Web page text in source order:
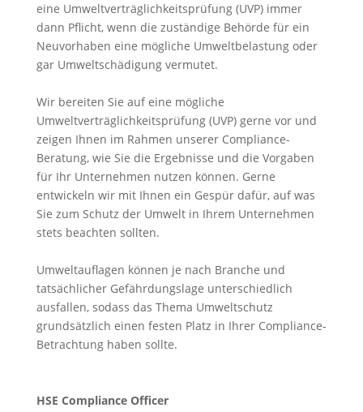
eine Umweltverträglichkeitsprüfung (UVP) immer
dann Pflicht, wenn die zuständige Behörde für ein
Neuvorhaben eine mögliche Umweltbelastung oder
gar Umweltschädigung vermutet.
Wir bereiten Sie auf eine mögliche
Umweltverträglichkeitsprüfung (UVP) gerne vor und
zeigen Ihnen im Rahmen unserer Compliance-
Beratung, wie Sie die Ergebnisse und die Vorgaben
für Ihr Unternehmen nutzen können. Gerne
entwickeln wir mit Ihnen ein Gespür dafür, auf was
Sie zum Schutz der Umwelt in Ihrem Unternehmen
stets beachten sollten.
Umweltauflagen können je nach Branche und
tatsächlicher Gefährdungslage unterschiedlich
ausfallen, sodass das Thema Umweltschutz
grundsätzlich einen festen Platz in Ihrer Compliance-
Betrachtung haben sollte.
HSE Compliance Officer